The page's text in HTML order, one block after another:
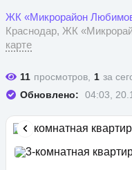
ЖК «Микрорайон
Краснодар, ЖК
карте
11 просмотров, 1 за
Обновлено:
04:03,